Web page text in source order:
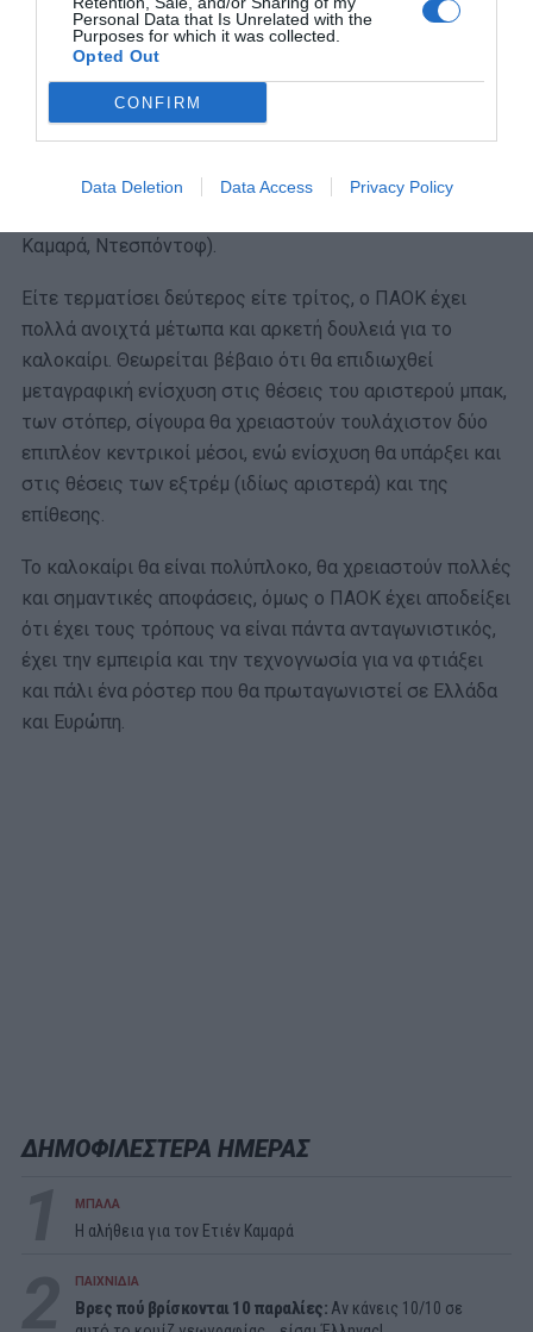
Personal Data that Is Unrelated with the
Purposes for which it was collected.
Opted Out
CONFIRM
Data Deletion Data Access Privacy Policy
Τάισον, Οζντόεφ, Σάστρε) που λήγουν και αποτελούν
πολύ ιδιαίτερες και ξεχωριστές περιπτώσεις, ενώ
υπάρχει και μία σειρά παικτών που επιστρέφουν από
δανεισμούς (Γκουγκεσασβίλι, Γκόμες, Σορετίρε,
ημέρα παικτών που για διάφορους λόγους δεν
Καμαρά, Ντεσπόντοφ).
Είτε τερματίσει δεύτερος είτε τρίτος, ο ΠΑΟΚ έχει
πολλά ανοιχτά μέτωπα και αρκετή δουλειά για το
καλοκαίρι. Θεωρείται βέβαιο ότι θα επιδιωχθεί
μεταγραφική ενίσχυση στις θέσεις του αριστερού μπακ,
των στόπερ, σίγουρα θα χρειαστούν τουλάχιστον δύο
επιπλέον κεντρικοί μέσοι, ενώ ενίσχυση θα υπάρξει και
στις θέσεις των εξτρέμ (ιδίως αριστερά) και της
επίθεσης.
Το καλοκαίρι θα είναι πολύπλοκο, θα χρειαστούν πολλές
και σημαντικές αποφάσεις, όμως ο ΠΑΟΚ έχει αποδείξει
ότι έχει τους τρόπους να είναι πάντα ανταγωνιστικός,
έχει την εμπειρία και την τεχνογνωσία για να φτιάξει
και πάλι ένα ρόστερ που θα πρωταγωνιστεί σε Ελλάδα
και Ευρώπη.
ΔΗΜΟΦΙΛΕΣΤΕΡΑ ΗΜΕΡΑΣ
ΜΠΑΛΑ
Η αλήθεια για τον Ετιέν Καμαρά
ΠΑΙΧΝΙΔΙΑ
Βρες πού βρίσκονται 10 παραλίες: Αν κάνεις 10/10 σε